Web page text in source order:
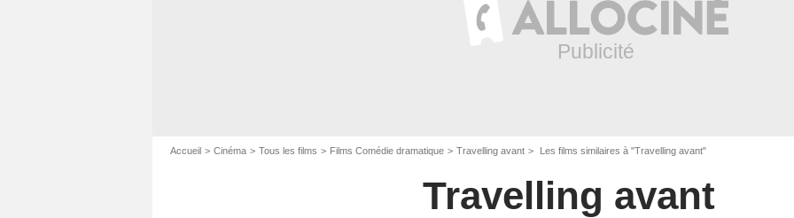
Accueil Cinéma Tous les films Films Comédie dramatique Travelling avant Les films similaires à "Travelling avant"
Travelling avant